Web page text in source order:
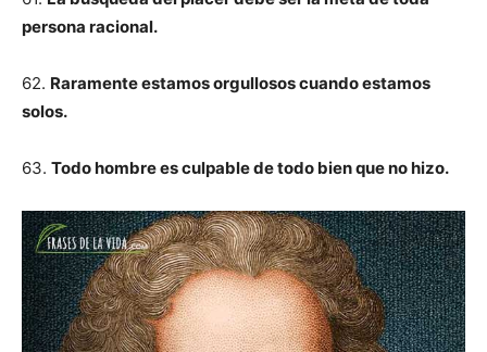
persona racional.
62. Raramente estamos orgullosos cuando estamos
solos.
63. Todo hombre es culpable de todo bien que no hizo.